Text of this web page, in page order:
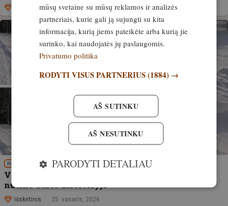
Išskirtinis 30. balandis, 2026
PATIRTIS
VIDEO! Apsimetė šernu ir gąsdino vietinius. Kas
nutiko Jūrės miestelyje
Išskirtinis 25. vasaris, 2026
mūsų svetaine su mūsų reklamos ir analizės
partneriais, kurie gali ją sujungti su kita
informacija, kurią jiems pateikėte arba kurią jie
surinko, kai naudojatės jų paslaugomis.
Privatumo politika
RODYTI VISUS PARTNERIUS(1884) →
AŠ SUTINKU
AŠ NESUTINKU
PARODYTI DETALIAU